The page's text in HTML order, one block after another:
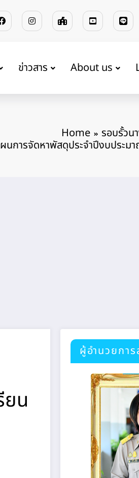
ข่าวสาร About us
Home รอบรั้วน
นการจัดหาพัสดุประจําปีงบประม
ยน
ผู้อำนวยกา